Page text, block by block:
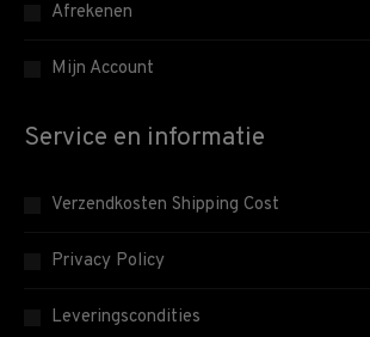
Afrekenen
Mijn Account
Service en informatie
Verzendkosten Shipping Cost
Privacy Policy
Leveringscondities